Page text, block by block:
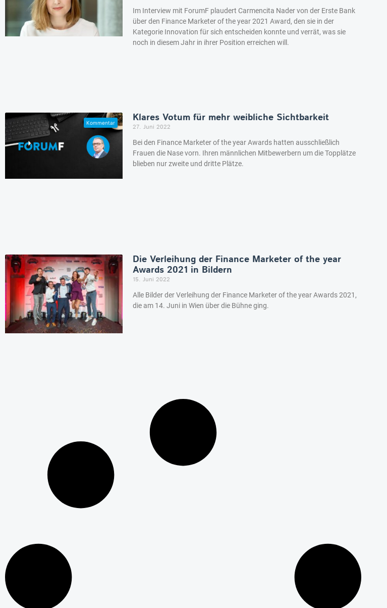
Im Interview mit ForumF plaudert Carmencita Nader von der Erste Bank
über den Finance Marketer of the year 2021 Award, den sie in der
Kategorie Innovation für sich entscheiden konnte und verrät, was sie
noch in diesem Jahr in ihrer Position erreichen will.
Klares Votum für mehr weibliche Sichtbarkeit
27. Juni 2022
Bei den Finance Marketer of the year Awards hatten ausschließlich
Frauen die Nase vorn. Ihren männlichen Mitbewerbern um die Topplätze
blieben nur zweite und dritte Plätze.
Die Verleihung der Finance Marketer of the year
Awards 2021 in Bildern
15. Juni 2022
Alle Bilder der Verleihung der Finance Marketer of the year Awards 2021,
die am 14. Juni in Wien über die Bühne ging.